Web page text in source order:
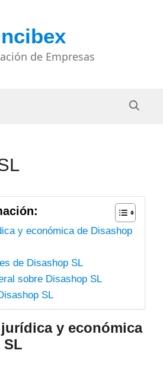
de Empresas
y económica de Disashop
de Disashop SL
sobre Disashop SL
SL
y económica
SL